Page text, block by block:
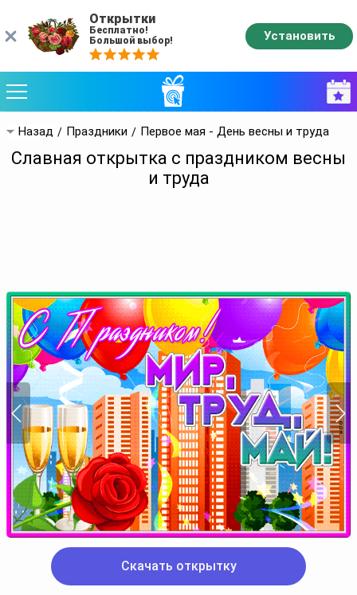
Назад Праздники Первое мая - День весны и труда
Славная открытка с праздником весны
и труда
Скачать открытку
Открытки
Бесплатно!
Большой выбор!
Установить